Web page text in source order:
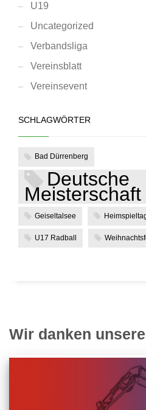
U19
Uncategorized
Verbandsliga
Vereinsblatt
Vereinsevent
SCHLAGWÖRTER
Bad Dürrenberg
Deutsche
Meisterschaft
Geiseltalsee
U17 Radball
Wir danken